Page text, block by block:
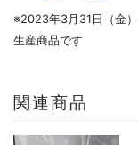
※2023年3月31日（金
生産商品です
関連商品